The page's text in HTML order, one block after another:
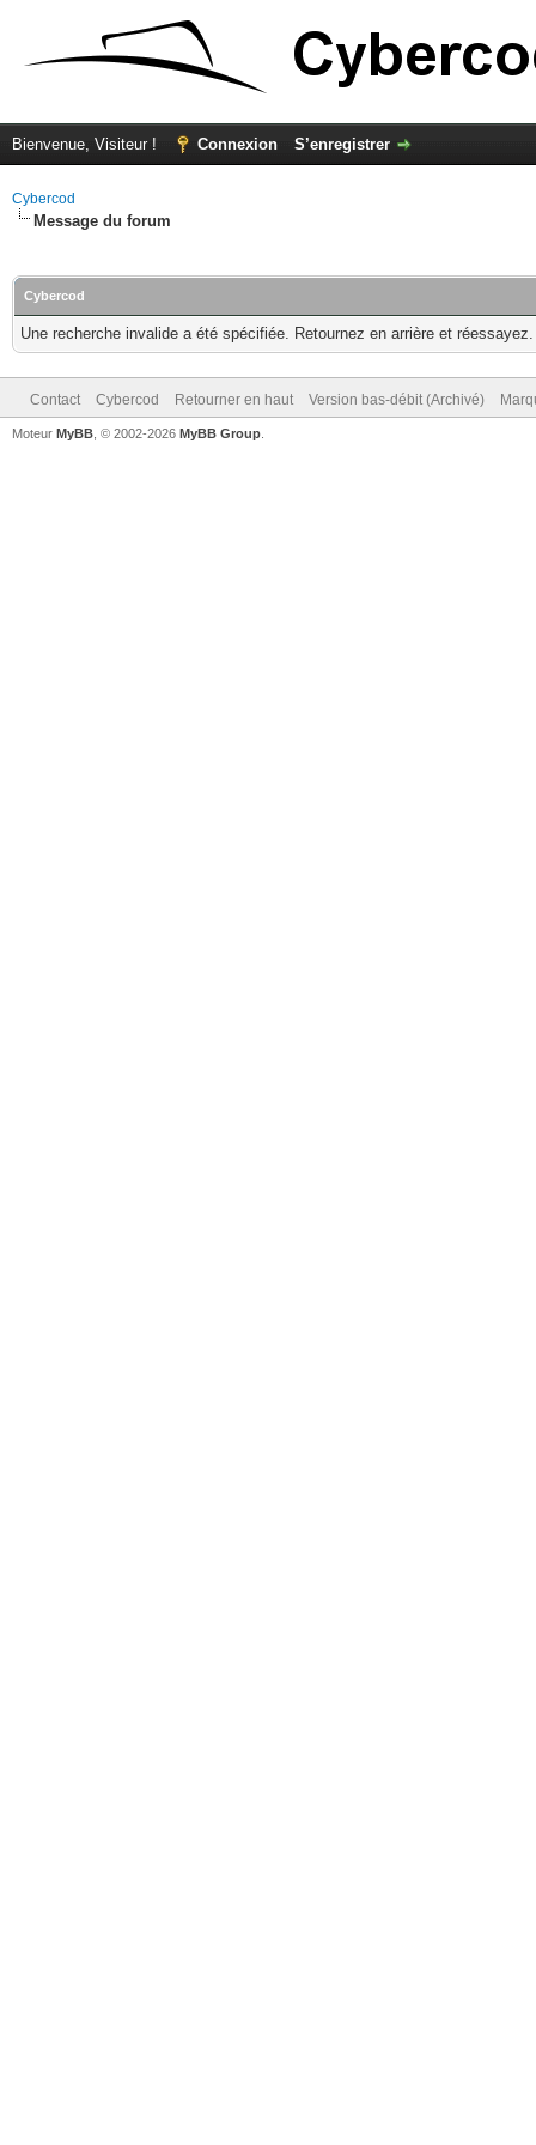
Bienvenue, Visiteur ! Connexion S’enregistrer
Cybercod
Message du forum
Cybercod
Une recherche invalide a été spécifiée. Retournez en arrière et réessayez.
Contact Cybercod Retourner en haut Version bas-débit (Archivé)
Moteur MyBB , © 2002-2026 MyBB Group